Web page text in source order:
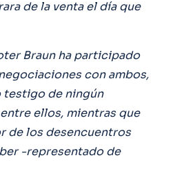
de la venta el día que
Braun ha participado
con ambos,
testigo de ningún
ellos, mientras que
de los desencuentros
-representado de